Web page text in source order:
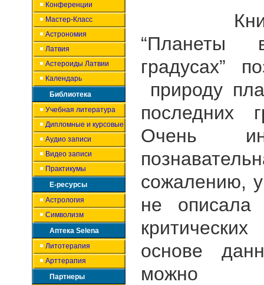
Конференции
Мастер-Класс
Астрономия
Латвия
Астероиды Латвии
Календарь
Библиотека
Учебная литература
Дипломные и курсовые
Аудио записи
Видео записи
Практикумы
Е-ресурсы
Астрология
Символизм
Аптека Selena
Литотерапия
Арттерапия
Партнеры
Книга
“Планеты
градусах”
природу
последних
Очень
сожалению,
не
основе
можно